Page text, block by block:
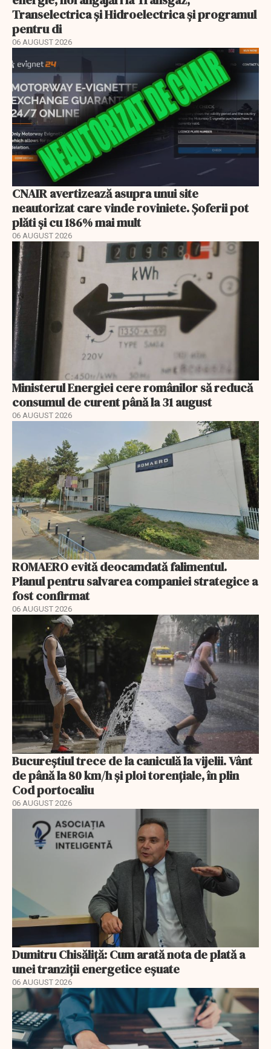
Transelectrica și Hidroelectrica și programul
pentru di
06 AUGUST 2026
CNAIR avertizează asupra unui site
neautorizat care vinde roviniete. Șoferii pot
plăti și cu 186% mai mult
06 AUGUST 2026
Ministerul Energiei cere românilor să reducă
consumul de curent până la 31 august
06 AUGUST 2026
ROMAERO evită deocamdată falimentul.
Planul pentru salvarea companiei strategice a
fost confirmat
06 AUGUST 2026
Bucureștiul trece de la caniculă la vijelii. Vânt
de până la 80 km/h și ploi torențiale, în plin
Cod portocaliu
06 AUGUST 2026
Dumitru Chisăliță: Cum arată nota de plată a
unei tranziții energetice eșuate
06 AUGUST 2026